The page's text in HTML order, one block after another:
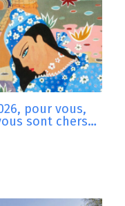
pour vous,
sont chers…